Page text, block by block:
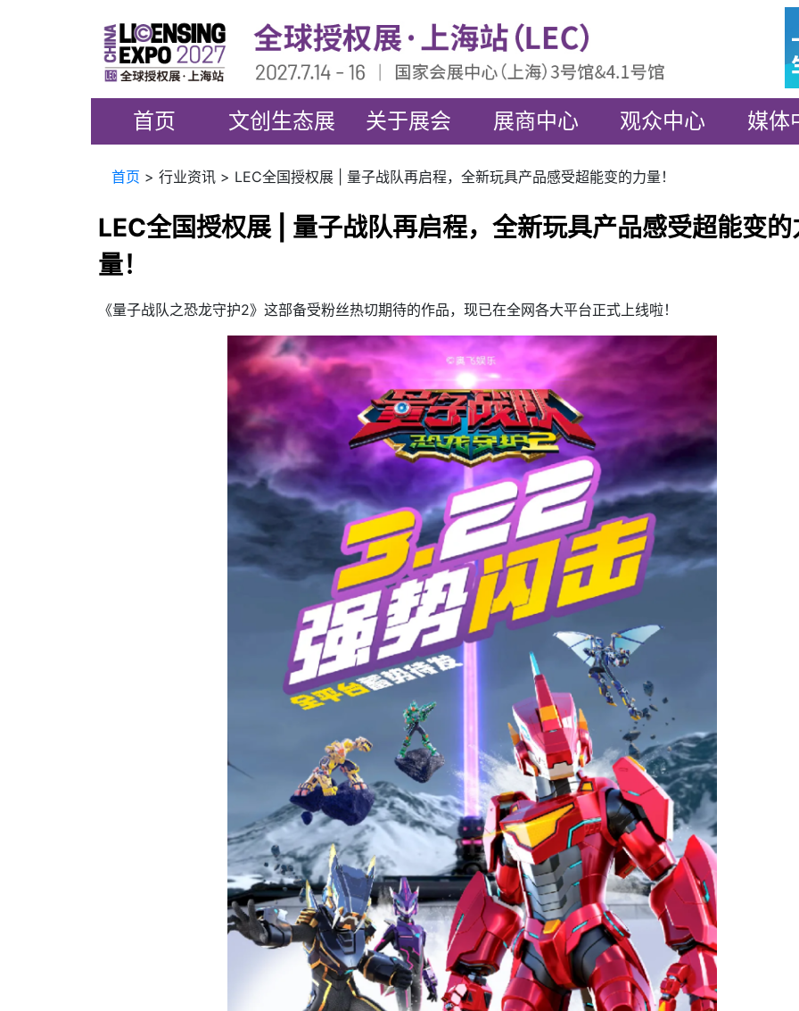
首页 文创生态展 关于展会 展商中心 观众中心 媒体
首页 > 行业资讯 > LEC全国授权展 | 量子战队再启程，全新玩具产品感受超能变的力量！
LEC全国授权展 | 量子战队再启程，全新玩具产品感受超能变的
量！
《量子战队之恐龙守护2》这部备受粉丝热切期待的作品，现已在全网各大平台正式上线啦！